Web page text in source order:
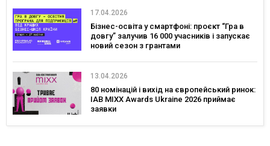
17.04.2026
Бізнес-освіта у смартфоні: проєкт “Гра в
довгу” залучив 16 000 учасників і запускає
новий сезон з грантами
13.04.2026
80 номінацій і вихід на європейський ринок:
IAB MIXX Awards Ukraine 2026 приймає
заявки